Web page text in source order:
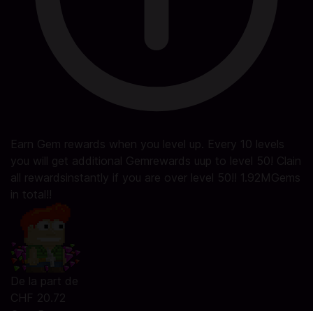
Earn Gem rewards when you level up. Every 10 levels
you will get additional Gemrewards uup to level 50! Clain
all rewardsinstantly if you are over level 50!! 1.92MGems
in total!!
De la part de
CHF 20.72